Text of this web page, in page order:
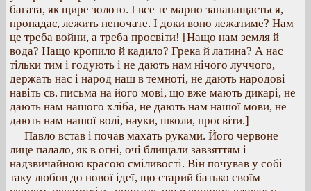
багата, як щире золото. І все те марно занапащається,
пропадає, лежить непочате. І доки воно лежатиме? Нам
це треба войни, а треба просвіти! [Нащо нам земля й
вода? Нащо кропило й кадило? Грека й латина? А нас
тільки тим і годують і не дають нам нічого луччого,
держать нас і народ наш в темноті, не дають народові
навіть св. письма на його мові, що вже мають дикарі, не
дають нам нашого хліба, не дають нам нашої мови, не
дають нам нашої волі, науки, школи, просвіти.]
Павло встав і почав махать руками. Його червоне
лице палало, як в огні, очі блищали завзяттям і
надзвичайною красою сміливості. Він почував у собі
таку любов до нової ідеї, що старий батько своїм